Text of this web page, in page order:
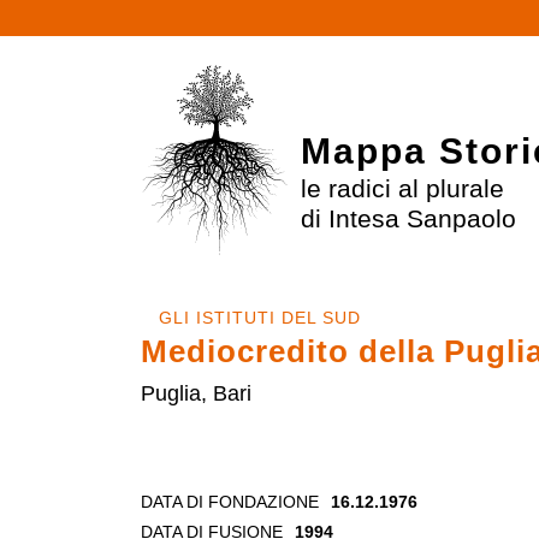
Mappa
le radici al plurale
di Intesa Sanpaolo
GLI ISTITUTI DEL SUD
Mediocredito della
Puglia, Bari
DATA DI FONDAZIONE
16.12.1976
DATA DI FUSIONE
1994